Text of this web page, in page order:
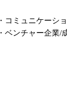
・コミュニケーシ
・ベンチャー企業/